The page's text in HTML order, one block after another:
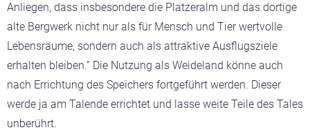
Anliegen, dass insbesondere die Platzeralm und das dortige
alte Bergwerk nicht nur als für Mensch und Tier wertvolle
Lebensräume, sondern auch als attraktive Ausflugsziele
erhalten bleiben.“ Die Nutzung als Weideland könne auch
nach Errichtung des Speichers fortgeführt werden. Dieser
werde ja am Talende errichtet und lasse weite Teile des Tales
unberührt.